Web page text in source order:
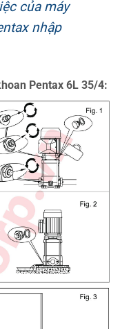
của máy
nhập
Pentax 6L 35/4: